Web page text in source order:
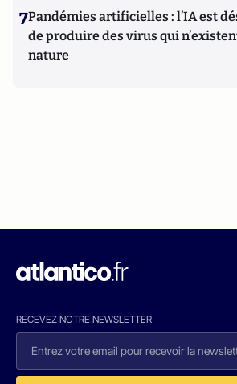
7Pandémies artificielles : l’IA est
de produire des virus qui
nature
RECEVEZ NOTRE NEWSLETTER